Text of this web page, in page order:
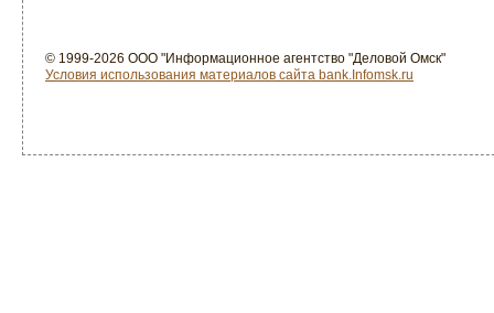
© 1999-2026 ООО "Информационное агентство "Деловой Омск"
Условия использования материалов сайта bank.Infomsk.ru